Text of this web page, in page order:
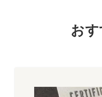
「BONE HAND ring」。X
お